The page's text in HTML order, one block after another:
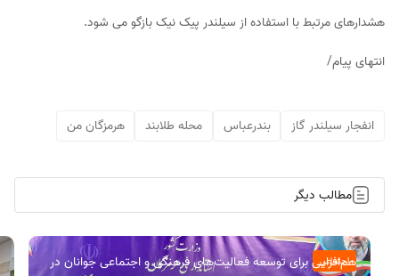
هشدارهای مرتبط با استفاده از سیلندر پیک نیک بازگو می شود.
انتهای پیام/
انفجار سیلندر گاز بندرعباس محله طلابند هرمزگان من
مطالب دیگر
اجتماعی
هم‌افزایی برای توسعه فعالیت‌های فرهنگی و اجتماعی جوانان در